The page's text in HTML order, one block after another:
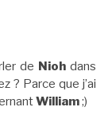
de Nioh dans
? Parce que j’ai
William;)